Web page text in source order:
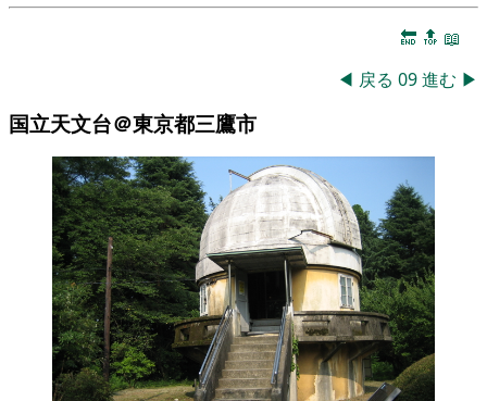
🔚 🔝 📖
◀ 戻る 09進む ▶
国立天文台＠東京都三鷹市